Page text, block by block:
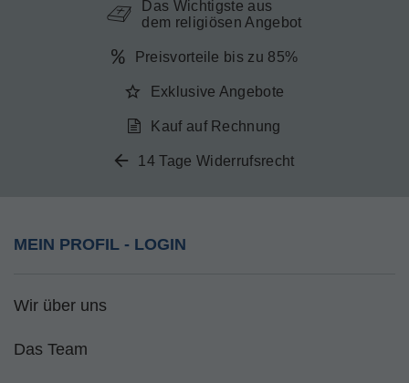
Das Wichtigste aus
dem religiösen Angebot
Preisvorteile bis zu 85%
Exklusive Angebote
Kauf auf Rechnung
14 Tage Widerrufsrecht
MEIN PROFIL - LOGIN
Wir über uns
Das Team